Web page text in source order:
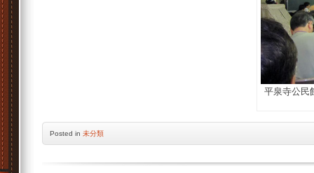
平泉寺公民
Posted in 未分類